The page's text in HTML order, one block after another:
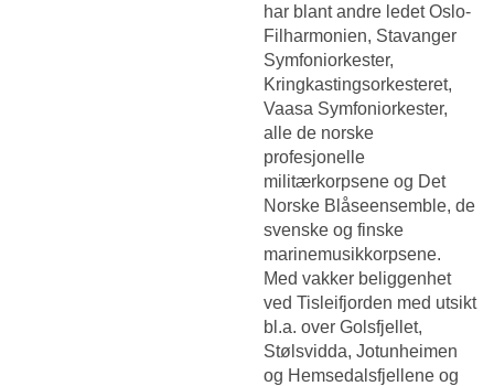
har blant andre ledet Oslo-
Filharmonien, Stavanger
Symfoniorkester,
Kringkastingsorkesteret,
Vaasa Symfoniorkester,
alle de norske
profesjonelle
militærkorpsene og Det
Norske Blåseensemble, de
svenske og finske
marinemusikkorpsene.
Med vakker beliggenhet
ved Tisleifjorden med utsikt
bl.a. over Golsfjellet,
Stølsvidda, Jotunheimen
og Hemsedalsfjellene og